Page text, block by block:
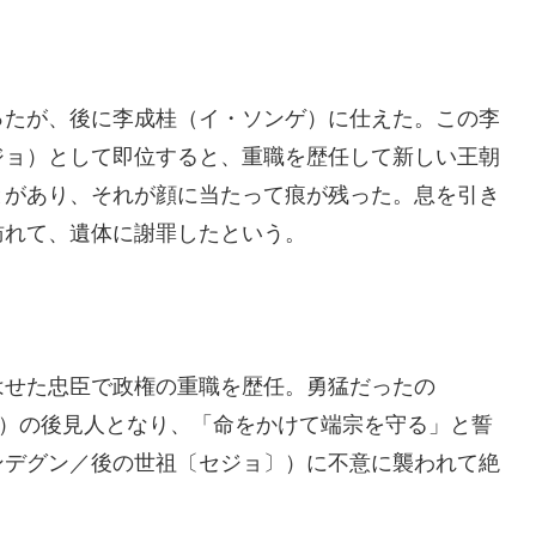
が、後に李成桂（イ・ソンゲ）に仕えた。この李
）として即位すると、重職を歴任して新しい王朝
あり、それが顔に当たって痕が残った。息を引き
て、遺体に謝罪したという。
た忠臣で政権の重職を歴任。勇猛だったの
の後見人となり、「命をかけて端宗を守る」と誓
グン／後の世祖〔セジョ〕）に不意に襲われて絶